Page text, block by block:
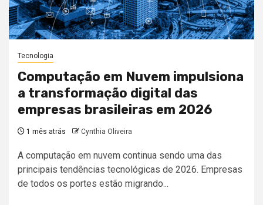
Tecnologia
Computação em Nuvem impulsiona
a transformação digital das
empresas brasileiras em 2026
1 mês atrás Cynthia Oliveira
A computação em nuvem continua sendo uma das
principais tendências tecnológicas de 2026. Empresas
de todos os portes estão migrando...